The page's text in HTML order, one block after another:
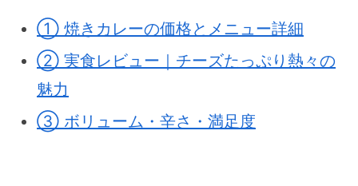
① 焼きカレーの価格とメニュー詳細
② 実食レビュー｜チーズたっぷり熱々の
魅力
③ ボリューム・辛さ・満足度